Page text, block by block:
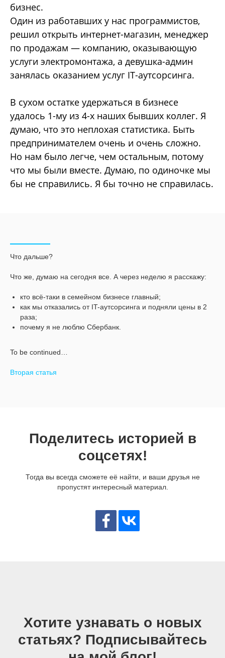
бизнес.
Один из работавших у нас программистов,
решил открыть интернет-магазин, менеджер
по продажам ― компанию, оказывающую
услуги электромонтажа, а девушка-админ
занялась оказанием услуг IT-аутсорсинга.
В сухом остатке удержаться в бизнесе
удалось 1-му из 4-х наших бывших коллег. Я
думаю, что это неплохая статистика. Быть
предпринимателем очень и очень сложно.
Но нам было легче, чем остальным, потому
что мы были вместе. Думаю, по одиночке мы
бы не справились. Я бы точно не справилась.
Что дальше?
Что же, думаю на сегодня все. А через неделю я расскажу:
кто всё-таки в семейном бизнесе главный;
как мы отказались от IT-аутсорсинга и подняли цены в 2
раза;
почему я не люблю Сбербанк.
To be continued…
Вторая статья
Поделитесь историей в
соцсетях!
Тогда вы всегда сможете её найти, и ваши друзья не
пропустят интересный материал.
Хотите узнавать о новых
статьях? Подписывайтесь